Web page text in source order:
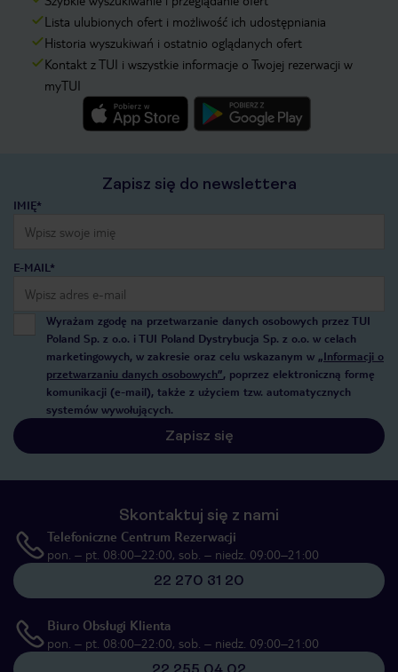
Lista ulubionych ofert i możliwość ich udostępniania
Historia wyszukiwań i ostatnio oglądanych ofert
Kontakt z TUI i wszystkie informacje o Twojej rezerwacji w
myTUI
Zapisz się do newslettera
IMIĘ*
E-MAIL*
Wyrażam zgodę na przetwarzanie danych osobowych przez TUI
Poland Sp. z o.o. i TUI Poland Dystrybucja Sp. z o.o. w celach
marketingowych, w zakresie oraz celu wskazanym w „Informacji o
przetwarzaniu danych osobowych”, poprzez elektroniczną formę
komunikacji (e-mail), także z użyciem tzw. automatycznych
systemów wywołujących.
Zapisz się
Skontaktuj się z nami
Telefoniczne Centrum Rezerwacji
pon. – pt. 08:00–22:00, sob. – niedz. 09:00–21:00
22 270 31 20
Biuro Obsługi Klienta
pon. – pt. 08:00–22:00, sob. – niedz. 09:00–21:00